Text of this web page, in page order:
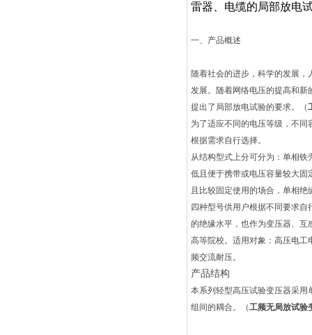
雷器、电缆的局部放电
一、产品概述
随着社会的进步，科学的发展
发展。随着网络电压的提高和新
提出了局部放电试验的要求。（
为了适应不同的电压等级，不
根据需求自行选择。
从结构型式上分可分为：单相
低且便于携带或电压容量较大固
且比较固定使用的场合，单相
四种型号供用户根据不同要求
的绝缘水平，也作为变压器、互
高等院校。适用对象：高压电工
频交流耐压。
产品结构
本系列轻型高压试验变压器采用
组间的耦合。
（工频无局放试验